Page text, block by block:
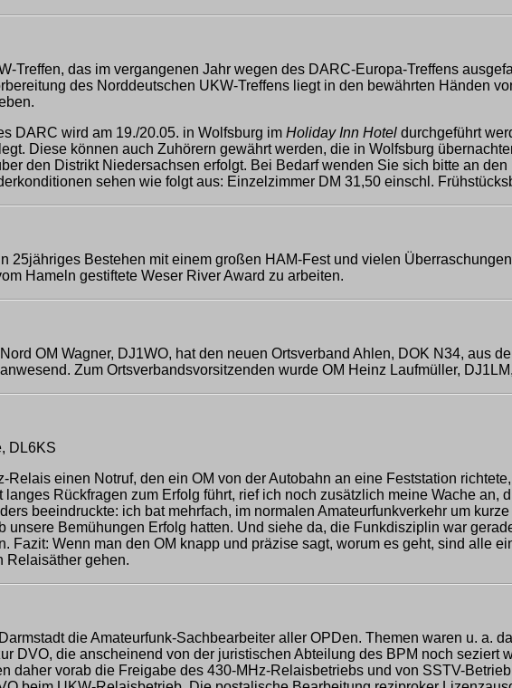
Treffen, das im vergangenen Jahr wegen des DARC-Europa-Treffens
des Norddeutschen UKW-Treffens liegt in den bewährten Händen
DARC wird am 19./20.05. in Wolfsburg im Holiday Inn Hotel durchgeführt
Diese können auch Zuhörern gewährt werden, die in Wolfsburg
den Distrikt Niedersachsen erfolgt. Bei Bedarf wenden Sie sich bitte an
sehen wie folgt aus: Einzelzimmer DM 31,50 einschl.
25jähriges Bestehen mit einem großen HAM-Fest und vielen
Hameln gestiftete Weser River Award zu arbeiten.
OM Wagner, DJ1WO, hat den neuen Ortsverband Ahlen, DOK N34, aus
Zum Ortsverbandsvorsitzenden wurde OM Heinz Laufmüller,
DL6KS
Relais einen Notruf, den ein OM von der Autobahn an eine Feststation
Rückfragen zum Erfolg führt, rief ich noch zusätzlich meine Wache
beeindruckte: ich bat mehrfach, im normalen Amateurfunkverkehr um
unsere Bemühungen Erfolg hatten. Und siehe da, die Funkdisziplin war
Fazit: Wenn man den OM knapp und präzise sagt, worum es geht, sind alle
Relaisäther gehen.
die Amateurfunk-Sachbearbeiter aller OPDen. Themen waren u. a.
DVO, die anscheinend von der juristischen Abteilung des BPM noch seziert
daher vorab die Freigabe des 430-MHz-Relaisbetriebs und von SSTV-